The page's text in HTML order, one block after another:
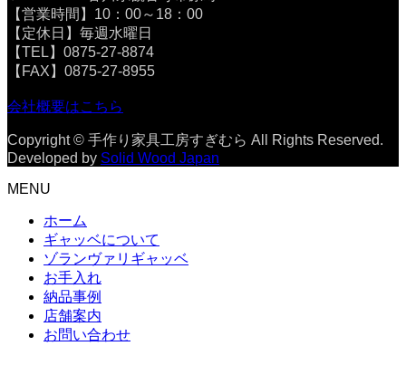
【営業時間】10：00～18：00
【定休日】毎週水曜日
【TEL】0875-27-8874
【FAX】0875-27-8955
会社概要はこちら
Copyright © 手作り家具工房すぎむら All Rights Reserved.
Developed by Solid Wood Japan
MENU
ホーム
ギャッベについて
ゾランヴァリギャッベ
お手入れ
納品事例
店舗案内
お問い合わせ